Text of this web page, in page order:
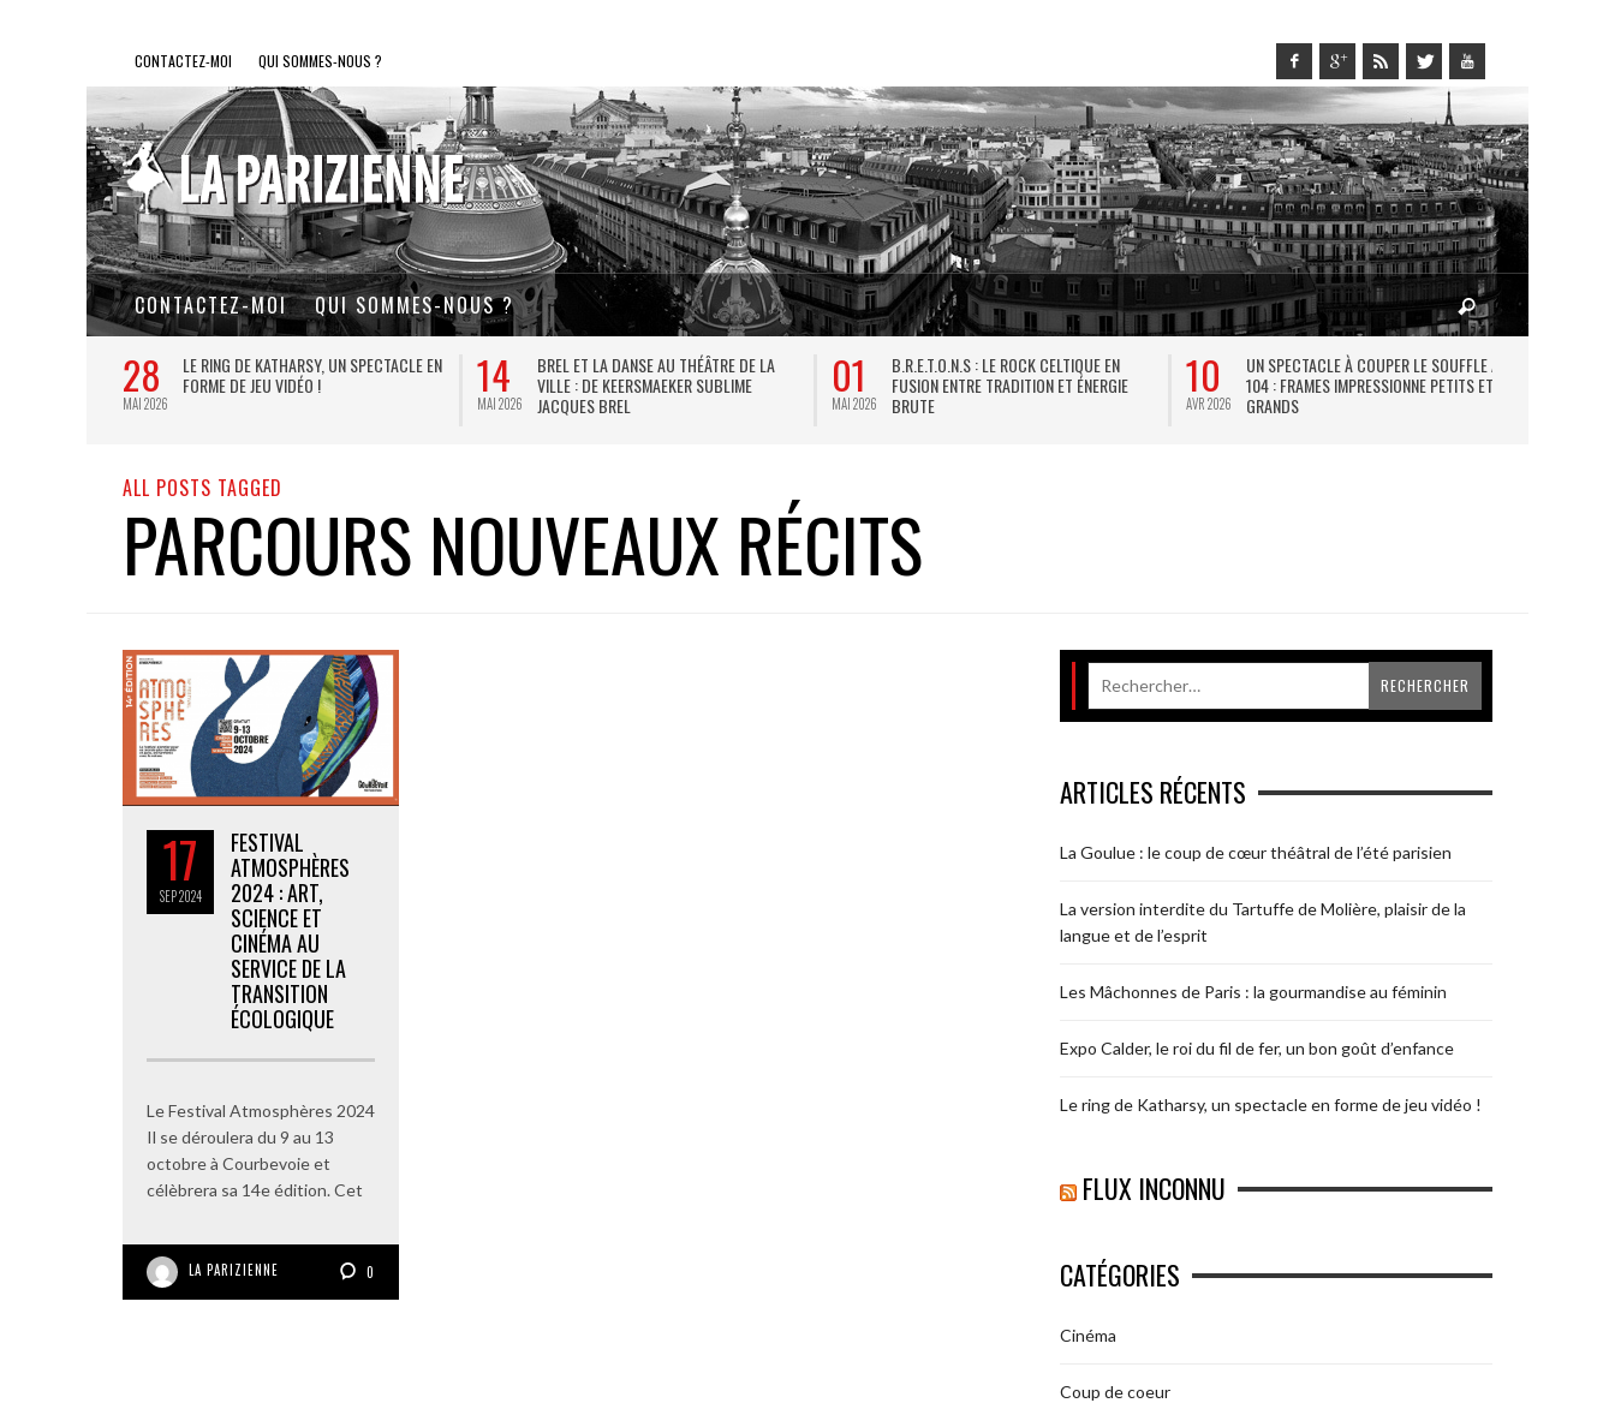
CONTACTEZ-MOI QUI SOMMES-NOUS ?
CONTACTEZ-MOI QUI SOMMES-NOUS ?
28
MAI 2026
LE RING DE KATHARSY, UN SPECTACLE EN
FORME DE JEU VIDÉO !
14
MAI 2026
BREL ET LA DANSE AU THÉÂTRE DE LA
VILLE : DE KEERSMAEKER SUBLIME
JACQUES BREL
01
MAI 2026
B.R.E.T.O.N.S : LE ROCK CELTIQUE EN
FUSION ENTRE TRADITION ET ÉNERGIE
BRUTE
10
AVR 2026
UN SPECTACLE À COUPER LE SOUFFLE AU
104 : FRAMES IMPRESSIONNE PETITS ET
GRANDS
ALL POSTS TAGGED
PARCOURS NOUVEAUX RÉCITS
17
SEP2024
FESTIVAL
ATMOSPHÈRES
2024 : ART,
SCIENCE ET
CINÉMA AU
SERVICE DE LA
TRANSITION
ÉCOLOGIQUE
Le Festival Atmosphères 2024
Il se déroulera du 9 au 13
octobre à Courbevoie et
célèbrera sa 14e édition. Cet
LA PARIZIENNE 0
ARTICLES RÉCENTS
La Goulue : le coup de cœur théâtral de l’été parisien
La version interdite du Tartuffe de Molière, plaisir de la
langue et de l’esprit
Les Mâchonnes de Paris : la gourmandise au féminin
Expo Calder, le roi du fil de fer, un bon goût d’enfance
Le ring de Katharsy, un spectacle en forme de jeu vidéo !
FLUX INCONNU
CATÉGORIES
Cinéma
Coup de coeur